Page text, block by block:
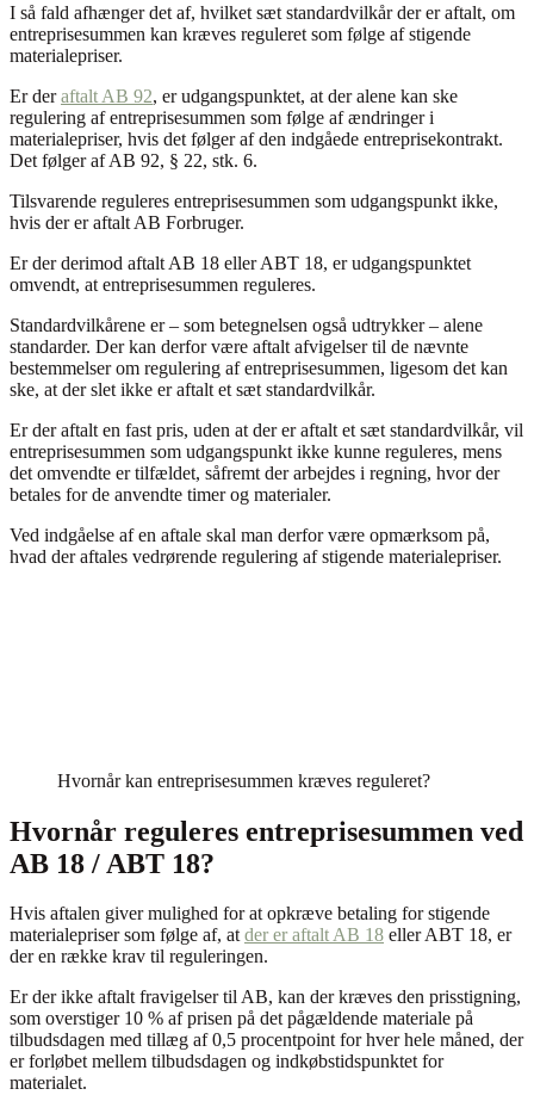
I så fald afhænger det af, hvilket sæt standardvilkår der er aftalt, om
entreprisesummen kan kræves reguleret som følge af stigende
materialepriser.
Er deraftalt AB 92, er udgangspunktet, at der alene kan ske
regulering af entreprisesummen som følge af ændringer i
materialepriser, hvis det følger af den indgåede entreprisekontrakt.
Det følger af AB 92, § 22, stk. 6.
Tilsvarende reguleres entreprisesummen som udgangspunkt ikke,
hvis der er aftalt AB Forbruger.
Er der derimod aftalt AB 18 eller ABT 18, er udgangspunktet
omvendt, at entreprisesummen reguleres.
Standardvilkårene er – som betegnelsen også udtrykker – alene
standarder. Der kan derfor være aftalt afvigelser til de nævnte
bestemmelser om regulering af entreprisesummen, ligesom det kan
ske, at der slet ikke er aftalt et sæt standardvilkår.
Er der aftalt en fast pris, uden at der er aftalt et sæt standardvilkår, vil
entreprisesummen som udgangspunkt ikke kunne reguleres, mens
det omvendte er tilfældet, såfremt der arbejdes i regning, hvor der
betales for de anvendte timer og materialer.
Ved indgåelse af en aftale skal man derfor være opmærksom på,
hvad der aftales vedrørende regulering af stigende materialepriser.
Hvornår kan entreprisesummen kræves reguleret?
Hvornår reguleres entreprisesummen ved
AB 18 / ABT 18?
Hvis aftalen giver mulighed for at opkræve betaling for stigende
materialepriser som følge af, atder er aftalt AB 18 eller ABT 18, er
der en række krav til reguleringen.
Er der ikke aftalt fravigelser til AB, kan der kræves den prisstigning,
som overstiger 10 % af prisen på det pågældende materiale på
tilbudsdagen med tillæg af 0,5 procentpoint for hver hele måned, der
er forløbet mellem tilbudsdagen og indkøbstidspunktet for
materialet.